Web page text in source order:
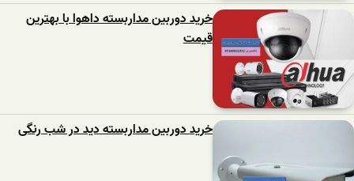
خرید دوربین مداربسته داهوا با بهترین
قیمت
خرید دوربین مداربسته دید در شب رنگی